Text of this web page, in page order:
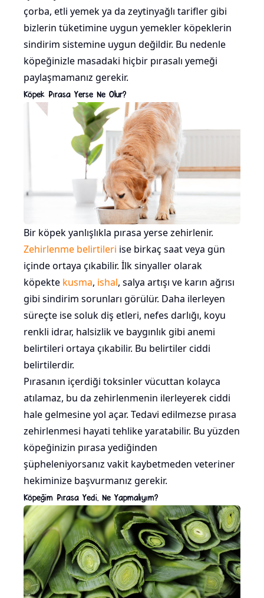
çorba, etli yemek ya da zeytinyağlı tarifler gibi
bizlerin tüketimine uygun yemekler köpeklerin
sindirim sistemine uygun değildir. Bu nedenle
köpeğinizle masadaki hiçbir pırasalı yemeği
paylaşmamanız gerekir.
Köpek Pırasa Yerse Ne Olur?
Bir köpek yanlışlıkla pırasa yerse zehirlenir.
Zehirlenme belirtileri ise birkaç saat veya gün
içinde ortaya çıkabilir. İlk sinyaller olarak
köpekte kusma, ishal, salya artışı ve karın ağrısı
gibi sindirim sorunları görülür. Daha ilerleyen
süreçte ise soluk diş etleri, nefes darlığı, koyu
renkli idrar, halsizlik ve baygınlık gibi anemi
belirtileri ortaya çıkabilir. Bu belirtiler ciddi
belirtilerdir.
Pırasanın içerdiği toksinler vücuttan kolayca
atılamaz, bu da zehirlenmenin ilerleyerek ciddi
hale gelmesine yol açar. Tedavi edilmezse pırasa
zehirlenmesi hayati tehlike yaratabilir. Bu yüzden
köpeğinizin pırasa yediğinden
şüpheleniyorsanız vakit kaybetmeden veteriner
hekiminize başvurmanız gerekir.
Köpeğim Pırasa Yedi, Ne Yapmalıyım?